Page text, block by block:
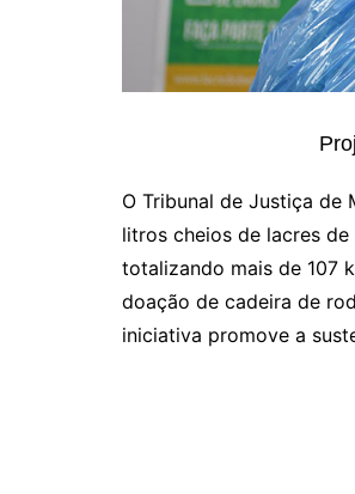
O Tribunal de Justiça de
litros cheios de lacres
totalizando mais de 107
doação de cadeira de
iniciativa promove a